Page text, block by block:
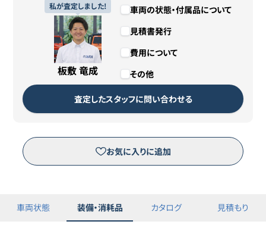
リース期間 3年1ヶ月
支払総額 1,739,000円（税込）
カババリースについて詳しくは こちら
※三菱オートリース（株）が運営するピタクルサイトへ移動します。
私が査定しました!
板敷 竜成
車両の状態・付属品について
見積書発行
費用について
その他
査定したスタッフに問い合わせる
お気に入りに追加
車両状態 装備・消耗品 カタログ 見積もり